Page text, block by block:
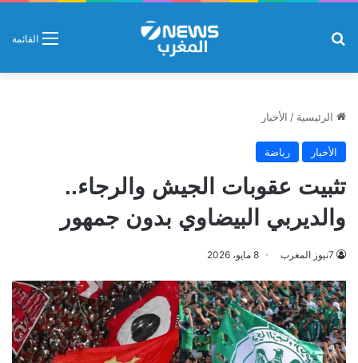
القائمة
الرئيسية / الأخبار
الأخبار رياضة
تثبيت عقوبات الجيش والرجاء..
والديربي البيضاوي بدون جمهور
7نيوز المغرب 8 مايو، 2026